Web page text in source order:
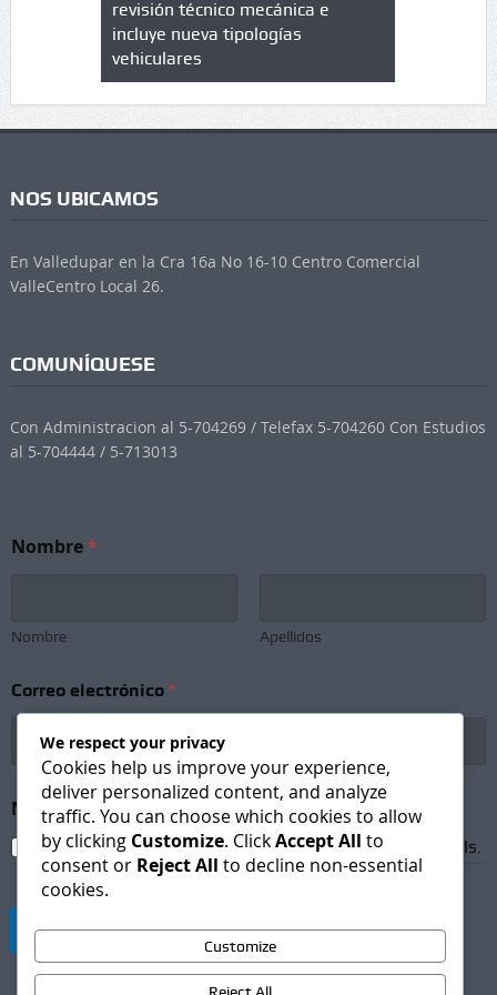
en
revisión técnico mecánica e
incluye nueva tipologías
vehiculares
NOS UBICAMOS
En Valledupar en la Cra 16a No 16-10 Centro Comercial
ValleCentro Local 26.
COMUNÍQUESE
Con Administracion al 5-704269 / Telefax 5-704260 Con Estudios
al 5-704444 / 5-713013
Nombre*
Nombre Apellidos
Correo electrónico *
o
r
r
Newsletter Subscription*
I agree to receive newsletters and promotional emails.
Suscribirse
We respect your privacy
Cookies help us improve your experience,
deliver personalized content, and analyze
traffic. You can choose which cookies to allow
by clicking Customize. ClickAccept All to
consent or Reject All to decline non-essential
cookies.
Customize